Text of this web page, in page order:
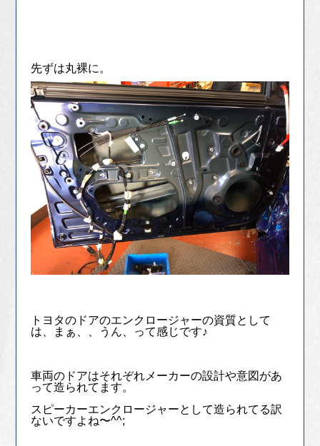
先ずは丸裸に。
トヨタのドアのエンクロージャーの資質として
は、まぁ、、うん、って感じです♪
車両のドアはそれぞれメーカーの設計や意図があ
って造られてます。
スピーカーエンクロージャーとして造られてる訳
ないですよね〜^^;